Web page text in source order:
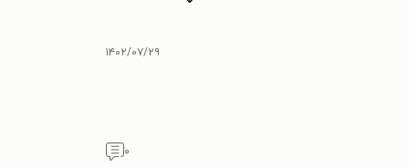
۱۴۰۲/۰۷/۲۹
۰